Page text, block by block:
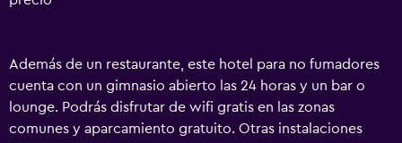
Además de un restaurante, este hotel para no fumadores
cuenta con un gimnasio abierto las 24 horas y un bar o
lounge. Podrás disfrutar de wifi gratis en las zonas
comunes y aparcamiento gratuito. Otras instalaciones